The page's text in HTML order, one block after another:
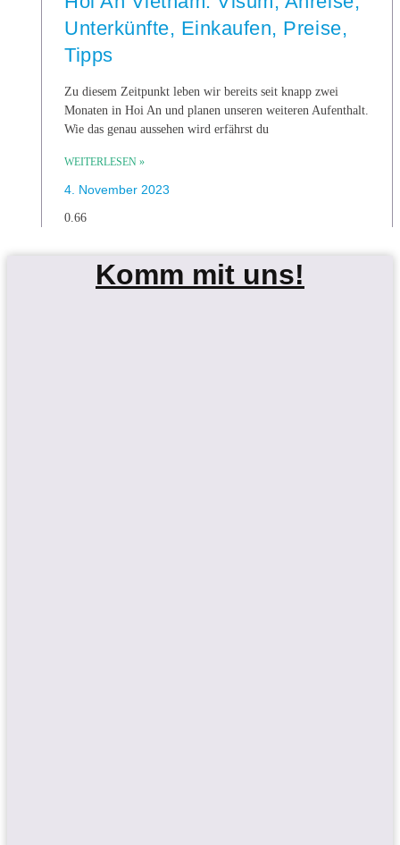
Unterkünfte, Einkaufen, Preise,
Tipps
Zu diesem Zeitpunkt leben wir bereits seit knapp zwei
Monaten in Hoi An und planen unseren weiteren Aufenthalt.
Wie das genau aussehen wird erfährst du
WEITERLESEN »
4. November 2023
Komm mit uns!